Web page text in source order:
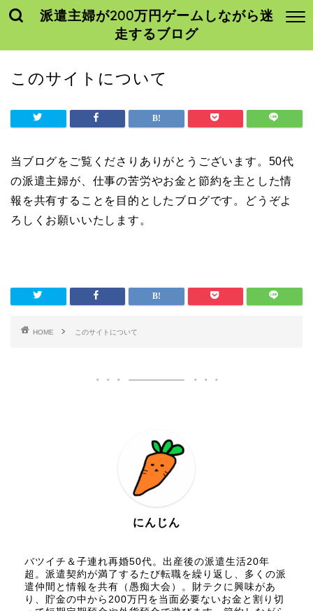
派遣主婦が200万円ゲームしながら迷
走するブログ
このサイトについて
当ブログをご覧くださりありがとうございます。50代
の派遣主婦が、仕事の苦労やお金と節約を主とした情
報を共有することを目的としたブログです。どうぞよ
ろしくお願いいたします。
HOME このサイトについて
にんじん
バツイチ＆子連れ再婚50代。出産後の派遣生活20年
超。派遣契約が満了するたび転職を繰り返し、多くの派
遣仲間と情報を共有（愚痴大会）。財テクに興味があ
り、貯金の中から200万円を当面必要ないお金と割り切